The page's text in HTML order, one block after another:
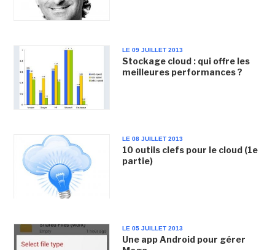
LE 09 JUILLET 2013
Stockage cloud : qui offre les
meilleures performances ?
LE 08 JUILLET 2013
10 outils clefs pour le cloud (1e
partie)
LE 05 JUILLET 2013
Une app Android pour gérer